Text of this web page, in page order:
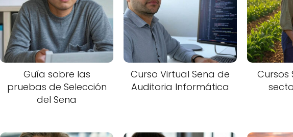
Guía sobre las
pruebas de Selección
del Sena
Curso Virtual Sena de
Auditoria Informática
Cursos